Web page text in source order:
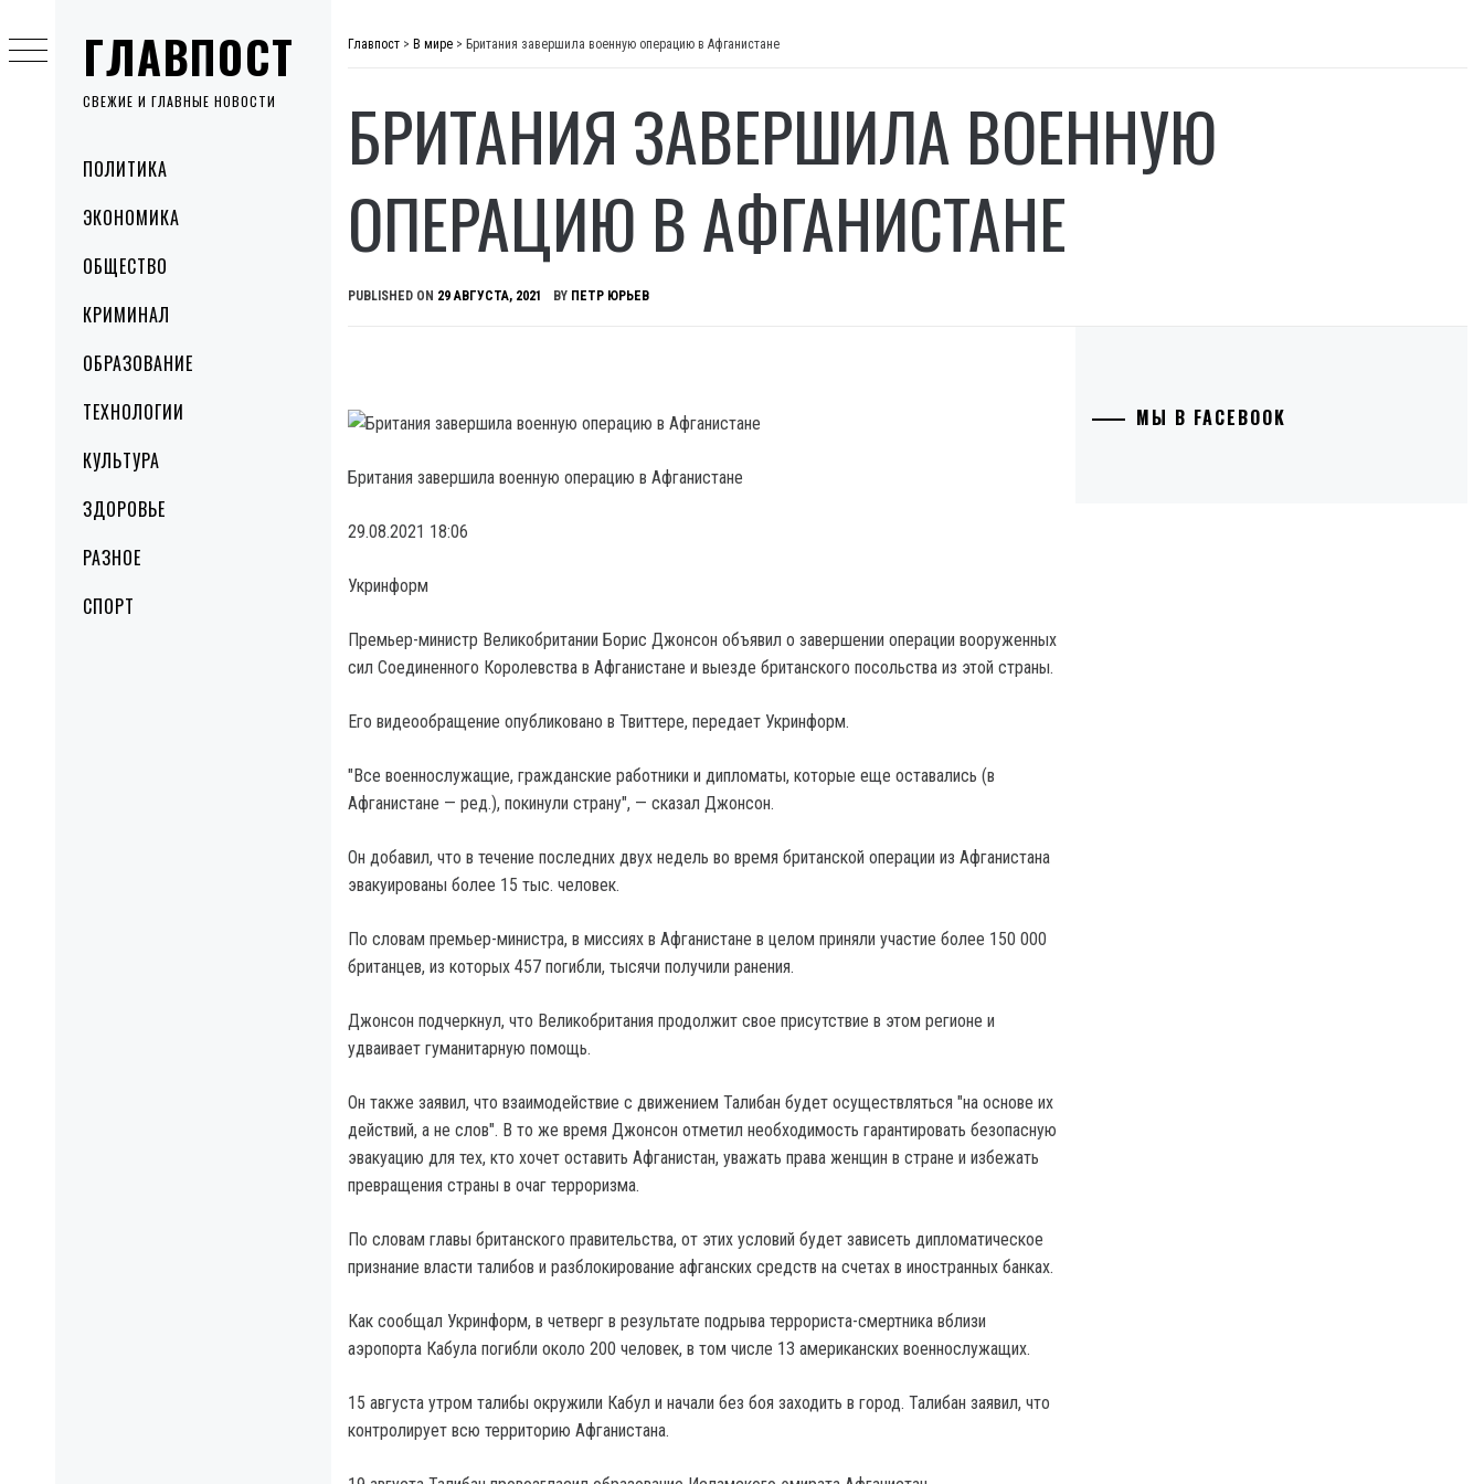
ГЛАВПОСТ
СВЕЖИЕ И ГЛАВНЫЕ НОВОСТИ
MenuПОЛИТИКА
ЭКОНОМИКА
ОБЩЕСТВО
КРИМИНАЛ
ОБРАЗОВАНИЕ
ТЕХНОЛОГИИ
КУЛЬТУРА
ЗДОРОВЬЕ
РАЗНОЕ
СПОРТ
to
content
Главпост > В мире > Британия завершила военную операцию в Афганистане
БРИТАНИЯ ЗАВЕРШИЛА ВОЕННУЮ
ОПЕРАЦИЮ В АФГАНИСТАНЕ
PUBLISHED ON 29 АВГУСТА, 2021 BY ПЕТР ЮРЬЕВ
Британия завершила военную операцию в Афганистане
29.08.2021 18:06
Укринформ
Премьер-министр Великобритании Борис Джонсон объявил о завершении операции вооруженных
сил Соединенного Королевства в Афганистане и выезде британского посольства из этой страны.
Его видеообращение опубликовано в Твиттере, передает Укринформ.
"Все военнослужащие, гражданские работники и дипломаты, которые еще оставались (в
Афганистане — ред.), покинули страну", — сказал Джонсон.
Он добавил, что в течение последних двух недель во время британской операции из Афганистана
эвакуированы более 15 тыс. человек.
По словам премьер-министра, в миссиях в Афганистане в целом приняли участие более 150 000
британцев, из которых 457 погибли, тысячи получили ранения.
Джонсон подчеркнул, что Великобритания продолжит свое присутствие в этом регионе и
удваивает гуманитарную помощь.
Он также заявил, что взаимодействие с движением Талибан будет осуществляться "на основе их
действий, а не слов". В то же время Джонсон отметил необходимость гарантировать безопасную
эвакуацию для тех, кто хочет оставить Афганистан, уважать права женщин в стране и избежать
превращения страны в очаг терроризма.
По словам главы британского правительства, от этих условий будет зависеть дипломатическое
признание власти талибов и разблокирование афганских средств на счетах в иностранных банках.
Как сообщал Укринформ, в четверг в результате подрыва террориста-смертника вблизи
аэропорта Кабула погибли около 200 человек, в том числе 13 американских военнослужащих.
15 августа утром талибы окружили Кабул и начали без боя заходить в город. Талибан заявил, что
контролирует всю территорию Афганистана.
МЫ В FACEBOOK